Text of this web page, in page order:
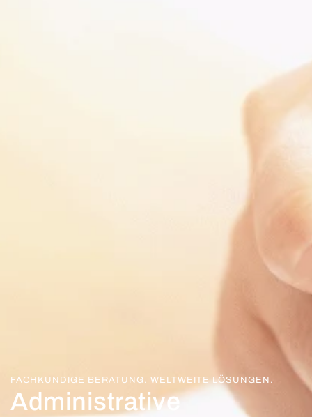
FACHKUNDIGE BERATUNG. WELTWEITE LÖSUNGEN.
Administrative